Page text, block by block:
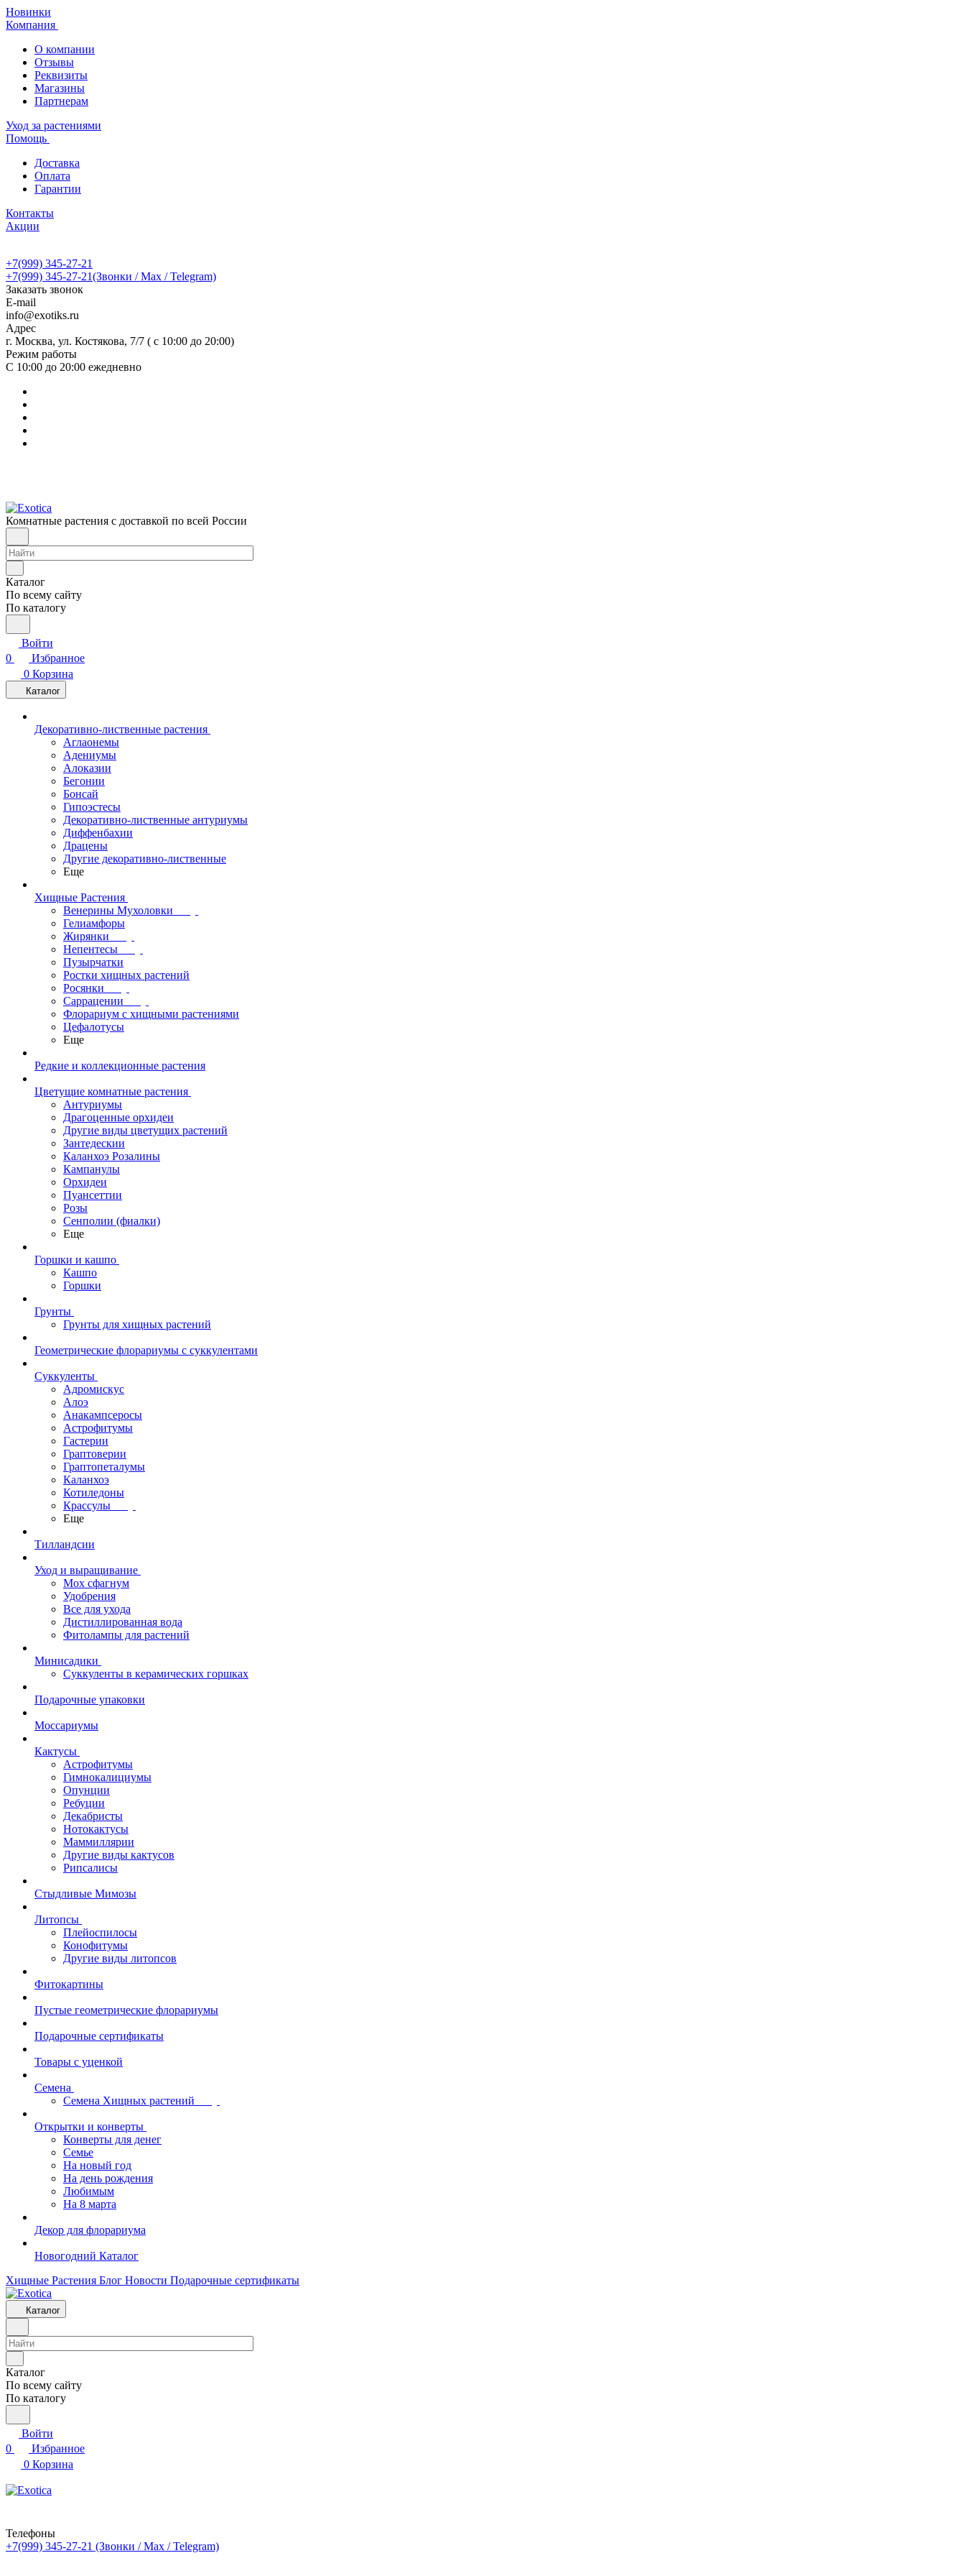
Новинки
Компания
О компании
Отзывы
Реквизиты
Магазины
Партнерам
Уход за растениями
Помощь
Доставка
Оплата
Гарантии
Контакты
Акции
+7(999) 345-27-21
+7(999) 345-27-21(Звонки / Max / Telegram)
Заказать звонок
E-mail
info@exotiks.ru
Адрес
г. Москва, ул. Костякова, 7/7 ( с 10:00 до 20:00)
Режим работы
С 10:00 до 20:00 ежедневно
Комнатные растения с доставкой по всей России
Каталог
По всему сайту
По каталогу
Войти
0
Избранное
0 Корзина
Каталог
Декоративно-лиственные растения
Аглаонемы
Адениумы
Алоказии
Бегонии
Бонсай
Гипоэстесы
Декоративно-лиственные антуриумы
Диффенбахии
Драцены
Другие декоративно-лиственные
Еще
Хищные Растения
Венерины Мухоловки
Гелиамфоры
Жирянки
Непентесы
Пузырчатки
Ростки хищных растений
Росянки
Саррацении
Флорариум с хищными растениями
Цефалотусы
Еще
Редкие и коллекционные растения
Цветущие комнатные растения
Антуриумы
Драгоценные орхидеи
Другие виды цветущих растений
Зантедескии
Каланхоэ Розалины
Кампанулы
Орхидеи
Пуансеттии
Розы
Сенполии (фиалки)
Еще
Горшки и кашпо
Кашпо
Горшки
Грунты
Грунты для хищных растений
Геометрические флорариумы с суккулентами
Суккуленты
Адромискус
Алоэ
Анакампсеросы
Астрофитумы
Гастерии
Граптоверии
Граптопеталумы
Каланхоэ
Котиледоны
Крассулы
Еще
Тилландсии
Уход и выращивание
Мох сфагнум
Удобрения
Все для ухода
Дистиллированная вода
Фитолампы для растений
Минисадики
Суккуленты в керамических горшках
Подарочные упаковки
Моссариумы
Кактусы
Астрофитумы
Гимнокалициумы
Опунции
Ребуции
Декабристы
Нотокактусы
Маммиллярии
Другие виды кактусов
Рипсалисы
Стыдливые Мимозы
Литопсы
Плейоспилосы
Конофитумы
Другие виды литопсов
Фитокартины
Пустые геометрические флорариумы
Подарочные сертификаты
Товары с уценкой
Семена
Семена Хищных растений
Открытки и конверты
Конверты для денег
Семье
На новый год
На день рождения
Любимым
На 8 марта
Декор для флорариума
Новогодний Каталог
Хищные Растения Блог Новости Подарочные сертификаты
Каталог
Каталог
По всему сайту
По каталогу
Войти
0
Избранное
0 Корзина
Телефоны
+7(999) 345-27-21 (Звонки / Max / Telegram)